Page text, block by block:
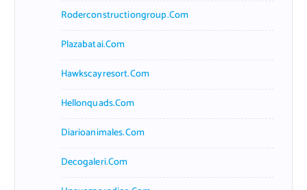
Roderconstructiongroup.com
Plazabatai.com
Hawkscayresort.com
Hellonquads.com
Diarioanimales.com
Decogaleri.com